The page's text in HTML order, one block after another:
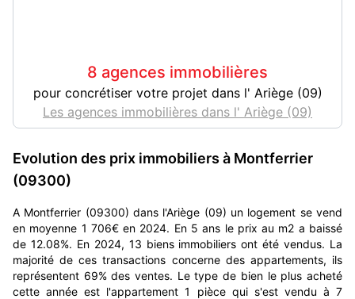
8 agences immobilières
pour concrétiser votre projet dans l' Ariège (09)
Les agences immobilières dans l' Ariège (09)
Evolution des prix immobiliers à Montferrier
(09300)
A Montferrier (09300) dans l'Ariège (09) un logement se vend
en moyenne 1 706€ en 2024. En 5 ans le prix au m2 a baissé
de 12.08%. En 2024, 13 biens immobiliers ont été vendus. La
majorité de ces transactions concerne des appartements, ils
représentent 69% des ventes. Le type de bien le plus acheté
cette année est l'appartement 1 pièce qui s'est vendu à 7